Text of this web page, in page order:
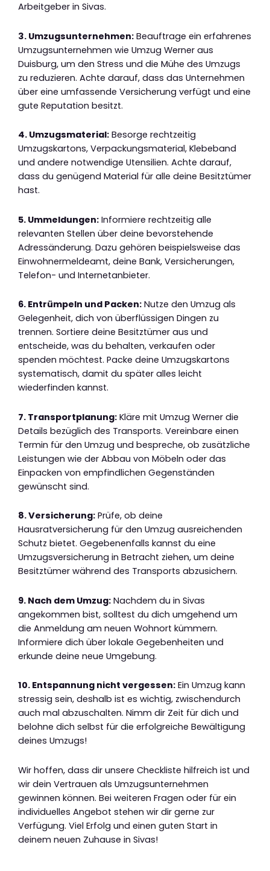
Arbeitgeber in Sivas.
3. Umzugsunternehmen: Beauftrage ein erfahrenes
Umzugsunternehmen wie Umzug Werner aus
Duisburg, um den Stress und die Mühe des Umzugs
zu reduzieren. Achte darauf, dass das Unternehmen
über eine umfassende Versicherung verfügt und eine
gute Reputation besitzt.
4. Umzugsmaterial: Besorge rechtzeitig
Umzugskartons, Verpackungsmaterial, Klebeband
und andere notwendige Utensilien. Achte darauf,
dass du genügend Material für alle deine Besitztümer
hast.
5. Ummeldungen: Informiere rechtzeitig alle
relevanten Stellen über deine bevorstehende
Adressänderung. Dazu gehören beispielsweise das
Einwohnermeldeamt, deine Bank, Versicherungen,
Telefon- und Internetanbieter.
6. Entrümpeln und Packen: Nutze den Umzug als
Gelegenheit, dich von überflüssigen Dingen zu
trennen. Sortiere deine Besitztümer aus und
entscheide, was du behalten, verkaufen oder
spenden möchtest. Packe deine Umzugskartons
systematisch, damit du später alles leicht
wiederfinden kannst.
7. Transportplanung: Kläre mit Umzug Werner die
Details bezüglich des Transports. Vereinbare einen
Termin für den Umzug und bespreche, ob zusätzliche
Leistungen wie der Abbau von Möbeln oder das
Einpacken von empfindlichen Gegenständen
gewünscht sind.
8. Versicherung: Prüfe, ob deine
Hausratversicherung für den Umzug ausreichenden
Schutz bietet. Gegebenenfalls kannst du eine
Umzugsversicherung in Betracht ziehen, um deine
Besitztümer während des Transports abzusichern.
9. Nach dem Umzug: Nachdem du in Sivas
angekommen bist, solltest du dich umgehend um
die Anmeldung am neuen Wohnort kümmern.
Informiere dich über lokale Gegebenheiten und
erkunde deine neue Umgebung.
10. Entspannung nicht vergessen: Ein Umzug kann
stressig sein, deshalb ist es wichtig, zwischendurch
auch mal abzuschalten. Nimm dir Zeit für dich und
belohne dich selbst für die erfolgreiche Bewältigung
deines Umzugs!
Wir hoffen, dass dir unsere Checkliste hilfreich ist und
wir dein Vertrauen als Umzugsunternehmen
gewinnen können. Bei weiteren Fragen oder für ein
individuelles Angebot stehen wir dir gerne zur
Verfügung. Viel Erfolg und einen guten Start in
deinem neuen Zuhause in Sivas!